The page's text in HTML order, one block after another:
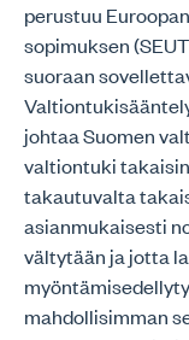
perustuu
sopimuksen
suoraan
johtaa Suomen
valtiontuki
takautuvalta
asianmukaisesti
vältytään ja jotta
mahdollisimman